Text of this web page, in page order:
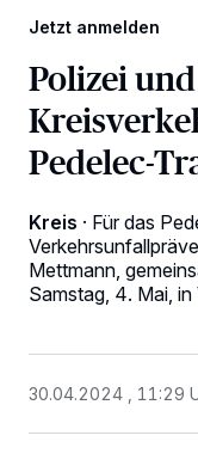
Jetzt anmelden
Polizei und
Pedelec-
Kreis · Für das
Mettmann,
Samstag, 4. Mai,
30.04.2024 , 11:29